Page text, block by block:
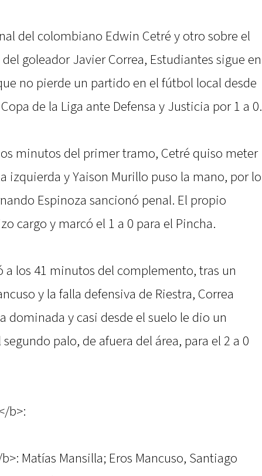
del colombiano Edwin Cetré y otro sobre el
goleador Javier Correa, Estudiantes sigue en
no pierde un partido en el fútbol local desde
de la Liga ante Defensa y Justicia por 1 a 0.
minutos del primer tramo, Cetré quiso meter
izquierda y Yaison Murillo puso la mano, por lo
Espinoza sancionó penal. El propio
cargo y marcó el 1 a 0 para el Pincha.
a los 41 minutos del complemento, tras un
y la falla defensiva de Riestra, Correa
dominada y casi desde el suelo le dio un
palo, de afuera del área, para el 2 a 0
b>:
Matías Mansilla; Eros Mancuso, Santiago